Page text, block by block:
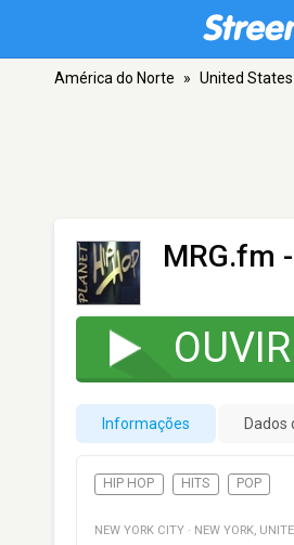
América do Norte » United States
MRG.fm
OUVIR
Informações Dados
HIP HOP HITS POP
NEW YORK CITY · NEW YORK,